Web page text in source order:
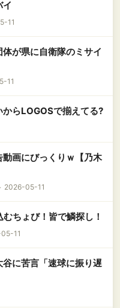
イ
11
体が県に自衛隊のミサイ
11
らLOGOSで揃えてる?
画にびっくりｗ【乃木
2026-05-11
ちょび！皆で鱗探し！
11
谷に苦言「速球に振り遅